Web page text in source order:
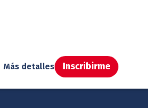
Más detalles Inscribirme